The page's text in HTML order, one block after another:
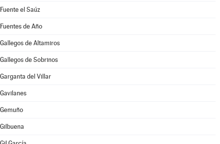
Fuente el Saúz
Fuentes de Año
Gallegos de Altamiros
Gallegos de Sobrinos
Garganta del Villar
Gavilanes
Gemuño
Gilbuena